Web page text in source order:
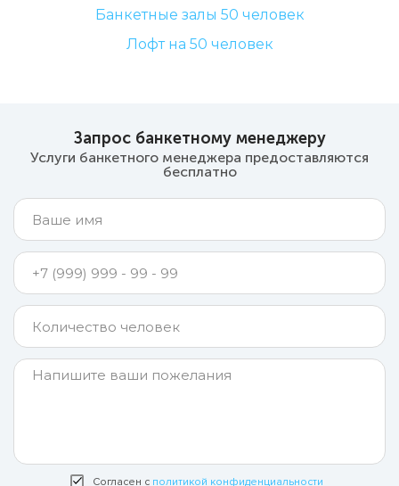
Банкетные залы 50 человек
Лофт на 50 человек
Запрос банкетному менеджеру
Услуги банкетного менеджера предоставляются
бесплатно
Согласен с политикой конфиденциальности